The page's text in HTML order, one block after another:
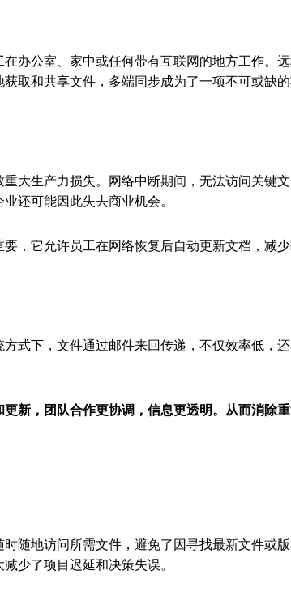
办公室、家中或任何带有互联网的地方工作。
取和共享文件，多端同步成为了一项不可或缺
大生产力损失。网络中断期间，无法访问关键
还可能因此失去商业机会。
，它允许员工在网络恢复后自动更新文档，减
式下，文件通过邮件来回传递，不仅效率低，
新，团队合作更协调，信息更透明。从而消除
随地访问所需文件，避免了因寻找最新文件或
少了项目迟延和决策失误。